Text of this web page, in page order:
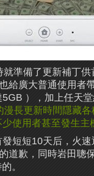
準備了更新補丁
給廣大普通使用者
），加上任天
漫長更新時間隱藏
使用者甚至發生主
短短10天后，火
道歉，同時岩田聰
。